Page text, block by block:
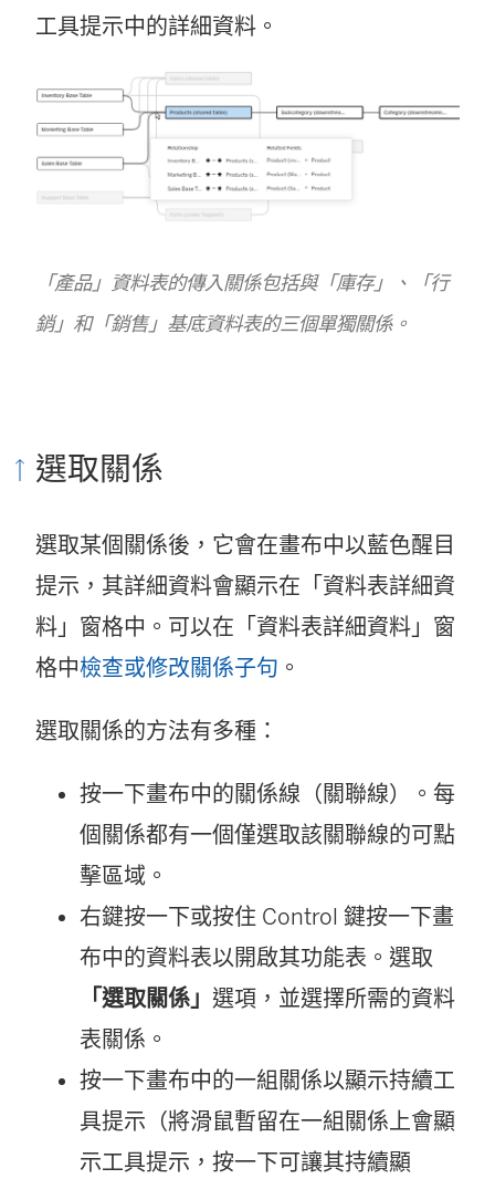
工具提示中的詳細資料。
「產品」資料表的傳入關係包括與「庫存」、「行
銷」和「銷售」基底資料表的三個單獨關係。
選取關係
選取某個關係後，它會在畫布中以藍色醒目
提示，其詳細資料會顯示在「資料表詳細資
料」窗格中。可以在「資料表詳細資料」窗
格中檢查或修改關係子句 。
選取關係的方法有多種：
按一下畫布中的關係線（關聯線）。每
個關係都有一個僅選取該關聯線的可點
擊區域。
右鍵按一下或按住 Control 鍵按一下畫
布中的資料表以開啟其功能表。選取
「選取關係」 選項，並選擇所需的資料
表關係。
按一下畫布中的一組關係以顯示持續工
具提示（將滑鼠暫留在一組關係上會顯
示工具提示，按一下可讓其持續顯